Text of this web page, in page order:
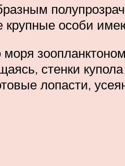
крупные особи
стенки
лопасти,